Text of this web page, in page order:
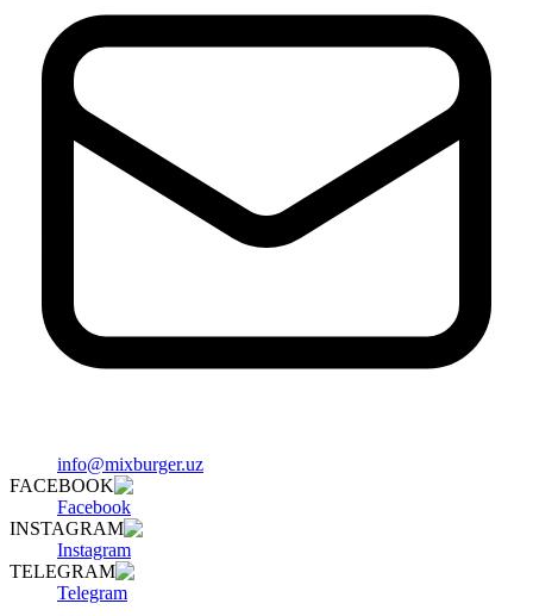
info@mixburger.uz
FACEBOOK
Facebook
INSTAGRAM
Instagram
TELEGRAM
Telegram